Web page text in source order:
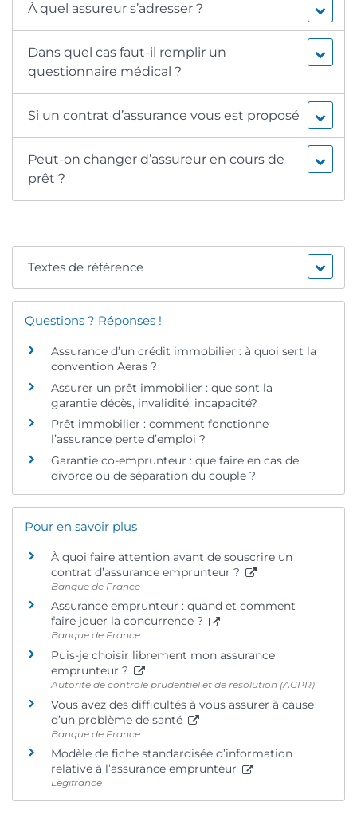
À quel assureur s’adresser ?
Dans quel cas faut-il remplir un
questionnaire médical ?
Si un contrat d’assurance vous est proposé
Peut-on changer d’assureur en cours de
prêt ?
Textes de référence
Questions ? Réponses !
Assurance d’un crédit immobilier : à quoi sert la
convention Aeras ?
Assurer un prêt immobilier : que sont la
garantie décès, invalidité, incapacité?
Prêt immobilier : comment fonctionne
l’assurance perte d’emploi ?
Garantie co-emprunteur : que faire en cas de
divorce ou de séparation du couple ?
Pour en savoir plus
À quoi faire attention avant de souscrire un
contrat d’assurance emprunteur ?
Banque de France
Assurance emprunteur : quand et comment
faire jouer la concurrence ?
Banque de France
Puis-je choisir librement mon assurance
emprunteur ?
Autorité de contrôle prudentiel et de résolution (ACPR)
Vous avez des difficultés à vous assurer à cause
d’un problème de santé
Banque de France
Modèle de fiche standardisée d’information
relative à l’assurance emprunteur
Legifrance